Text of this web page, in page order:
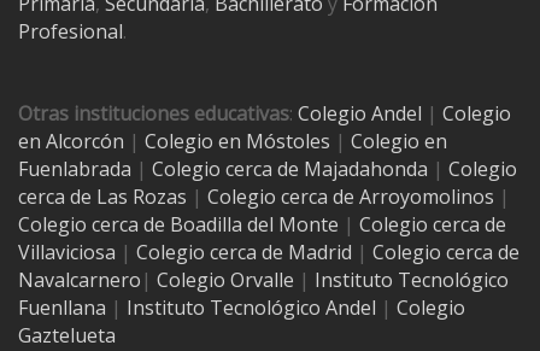
Profesional.
Otras instituciones educativas: Colegio Andel | Colegio
en Alcorcón | Colegio en Móstoles | Colegio en
Fuenlabrada | Colegio cerca de Majadahonda | Colegio
cerca de Las Rozas | Colegio cerca de Arroyomolinos |
Colegio cerca de Boadilla del Monte | Colegio cerca de
Villaviciosa | Colegio cerca de Madrid | Colegio cerca de
Navalcarnero | Colegio Orvalle | Instituto Tecnológico
Fuenllana | Instituto Tecnológico Andel | Colegio
Gaztelueta